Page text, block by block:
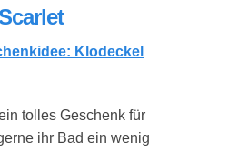
Klodeckel
tolles Geschenk für
ihr Bad ein wenig